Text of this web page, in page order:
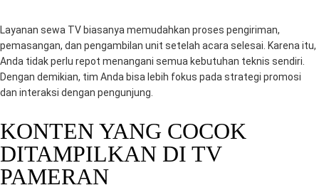
Layanan sewa TV biasanya memudahkan proses pengiriman,
pemasangan, dan pengambilan unit setelah acara selesai. Karena itu,
Anda tidak perlu repot menangani semua kebutuhan teknis sendiri.
Dengan demikian, tim Anda bisa lebih fokus pada strategi promosi
dan interaksi dengan pengunjung.
KONTEN YANG COCOK
DITAMPILKAN DI TV
PAMERAN